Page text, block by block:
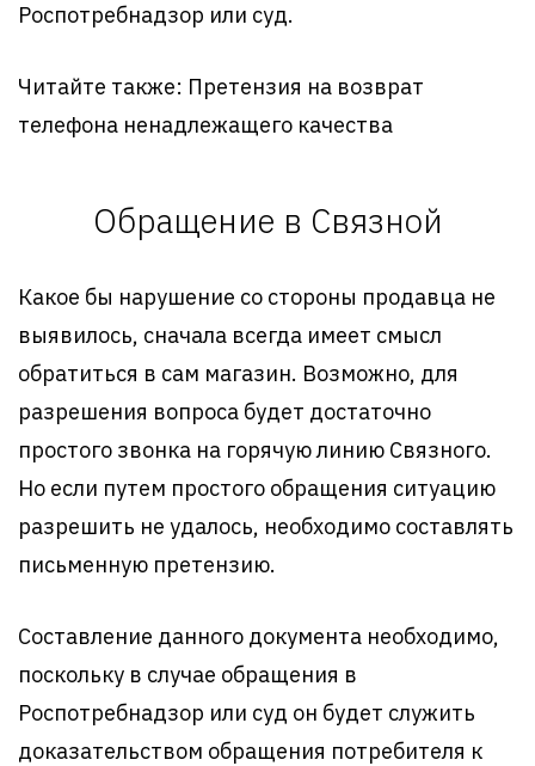
Роспотребнадзор или суд.
Читайте также: Претензия на возврат
телефона ненадлежащего качества
Обращение в Связной
Какое бы нарушение со стороны продавца не
выявилось, сначала всегда имеет смысл
обратиться в сам магазин. Возможно, для
разрешения вопроса будет достаточно
простого звонка на горячую линию Связного.
Но если путем простого обращения ситуацию
разрешить не удалось, необходимо составлять
письменную претензию.
Составление данного документа необходимо,
поскольку в случае обращения в
Роспотребнадзор или суд он будет служить
доказательством обращения потребителя к